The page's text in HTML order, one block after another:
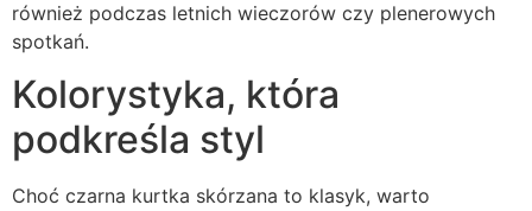
również podczas letnich wieczorów czy plenerowych
spotkań.
Kolorystyka, która
podkreśla styl
Choć czarna kurtka skórzana to klasyk, warto